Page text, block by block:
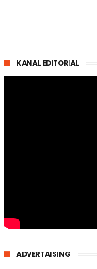
KANAL EDITORIAL
ADVERTAISING